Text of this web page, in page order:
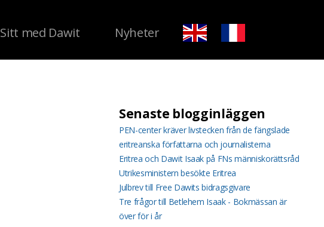
Sitt med Dawit Nyheter
Senaste blogginläggen
PEN-center kräver livstecken från de fängslade
eritreanska författarna och journalisterna
Eritrea och Dawit Isaak på FNs människorättsråd
Utrikesministern besökte Eritrea
Julbrev till Free Dawits bidragsgivare
Tre frågor till Betlehem Isaak - Bokmässan är
över för i år